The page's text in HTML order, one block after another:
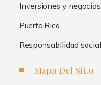
Inversiones y negocios
Puerto Rico
Responsabilidad social
Mapa Del Sitio